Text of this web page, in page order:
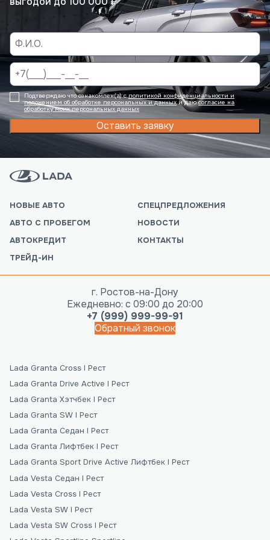
Подтверждаю что ознакомлен(а) сполитикой конфиденциальности и
положением об обработке персональных и данныхи даюсогласие на
обработку моих персональных данных
Оставить заявку
НОВЫЕ АВТО
АВТО С ПРОБЕГОМ
АВТОКРЕДИТ
ТРЕЙД-ИН
СПЕЦПРЕДЛОЖЕНИЯ
НОВОСТИ
КОНТАКТЫ
г. Ростов-на-Дону
Ежедневно: с 09:00 до 20:00
+7 (999) 999-99-91
Обратный звонок
Lada Granta Cross I Рест
Lada Granta Drive Active I Рест
Lada Granta Хэтчбек I Рест
Lada Granta SW I Рест
Lada Granta Седан I Рест
Lada Granta Лифтбек I Рест
Lada Granta Sport Drive Active Лифтбек I Рест
Lada Vesta Седан I Рест
Lada Vesta Cross I Рест
Lada Vesta SW I Рест
Lada Vesta SW Cross I Рест